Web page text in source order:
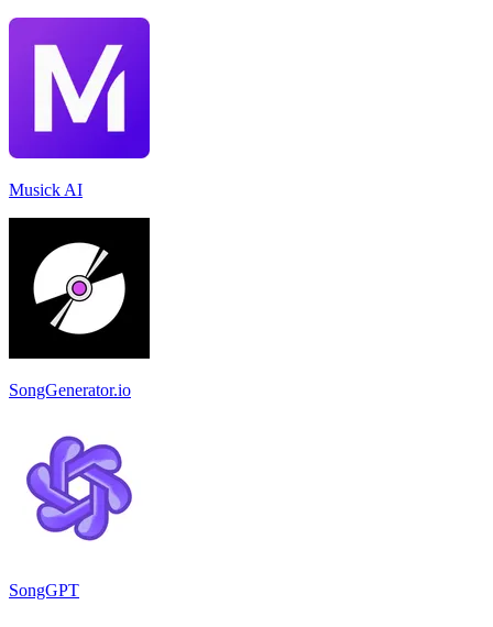
Musick AI
SongGenerator.io
SongGPT